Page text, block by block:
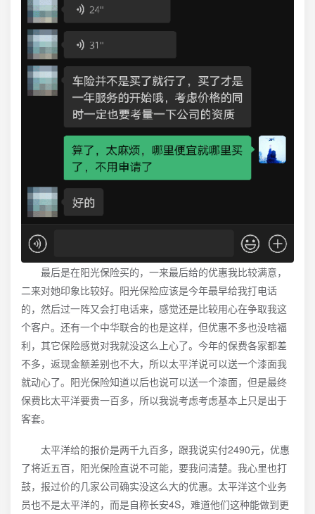
最后是在阳光保险买的，一来最后给的优惠我比较满意，
二来对她印象比较好。阳光保险应该是今年最早给我打电话
的，然后过一阵又会打电话来，感觉还是比较用心在争取我这
个客户。还有一个中华联合的也是这样，但优惠不多也没啥福
利，其它保险感觉对我就没这么上心了。今年的保费各家都差
不多，返现金额差别也不大，所以太平洋说可以送一个漆面我
就动心了。阳光保险知道以后也说可以送一个漆面，但是最终
保费比太平洋要贵一百多，所以我说考虑考虑基本上只是出于
客套。
太平洋给的报价是两千九百多，跟我说实付2490元，优惠
了将近五百，阳光保险直说不可能，要我问清楚。我心里也打
鼓，报过价的几家公司确实没这么大的优惠。太平洋这个业务
员也不是太平洋的，而是自称长安4S，难道他们这种能做到更